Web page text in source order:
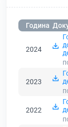
Година
2024
2023
2022